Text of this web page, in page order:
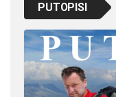
PUTOPISI